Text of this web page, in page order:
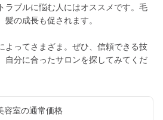
ラブルに悩む人にはオススメです。毛
の成長も促されます。
よってさまざま。ぜひ、信頼できる技
自分に合ったサロンを探してみてくだ
容室の通常価格